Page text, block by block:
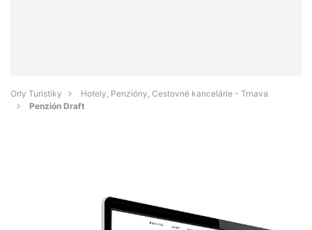
Orly Turistiky
Hotely, Penzióny, Cestovné kancelárie - Trnava
Penzión Draft